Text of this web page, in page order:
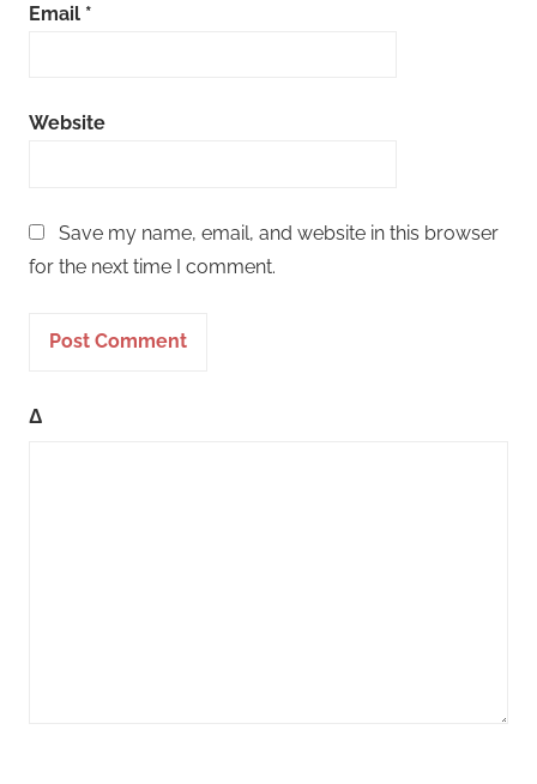
Email *
Website
Save my name, email, and website in this browser
for the next time I comment.
Δ